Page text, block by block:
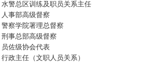
水警总区训练及职员关系主任
人事部高级督察
警察学院署理总督察
刑事总部高级督察
员佐级协会代表
行政主任（文职人员关系）